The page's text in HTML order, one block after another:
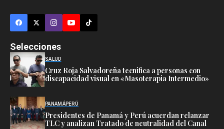
Selecciones
SALUD
Cruz Roja Salvadoreña tecnifica a personas con
discapacidad visual en «Masoterapia Intermedio»
PANAMÁPERÚ
Presidentes de Panamá y Perú acuerdan relanzar
TLC y analizan Tratado de neutralidad del Canal